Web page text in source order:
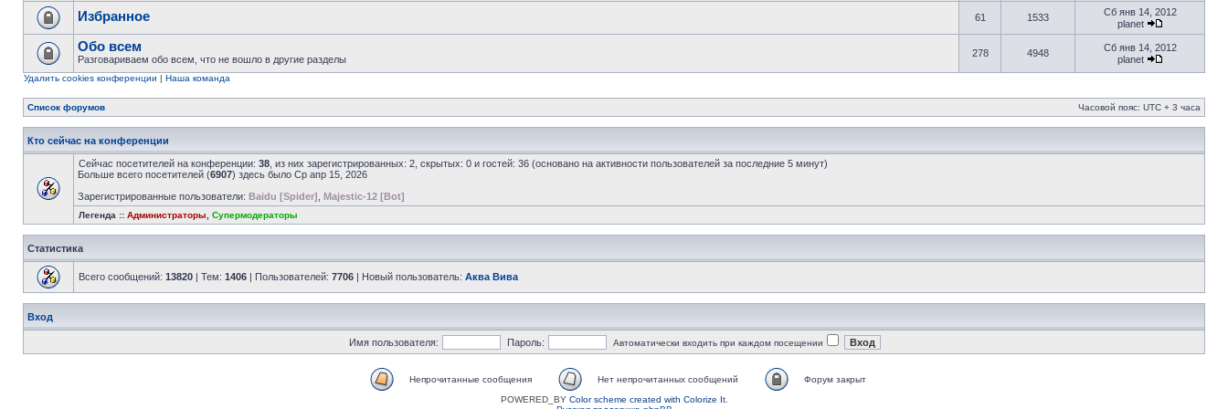
Избранное 61 1533
Сб янв 14, 2012
planet
Обо всем
Разговариваем обо всем, что не вошло в другие разделы
278 4948
Сб янв 14, 2012
planet
Удалить cookies конференции | Наша команда
Список форумов Часовой пояс: UTC + 3 часа
Кто сейчас на конференции
Сейчас посетителей на конференции: 38 , из них зарегистрированных: 2, скрытых: 0 и гостей: 36 (основано на активности пользователей за последние 5 минут)
Больше всего посетителей (6907) здесь было Ср апр 15, 2026
Зарегистрированные пользователи: Baidu [Spider] Majestic-12 [Bot]
Легенда :: Администраторы Супермодераторы
Статистика
Всего сообщений: 13820 | Тем: 1406 | Пользователей: 7706 | Новый пользователь: Аква Вива
Вход
Имя пользователя: Пароль: Автоматически входить при каждом посещении
Непрочитанные сообщения Нет непрочитанных сообщений
Форум закрыт
POWERED_BY Color scheme created with Colorize It.